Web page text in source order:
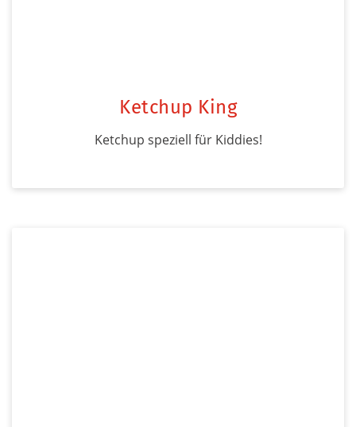
Ketchup King
Ketchup speziell für Kiddies!